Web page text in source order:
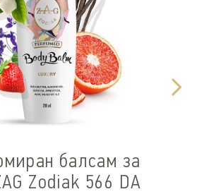
балсам за
Zodiak 566 DA